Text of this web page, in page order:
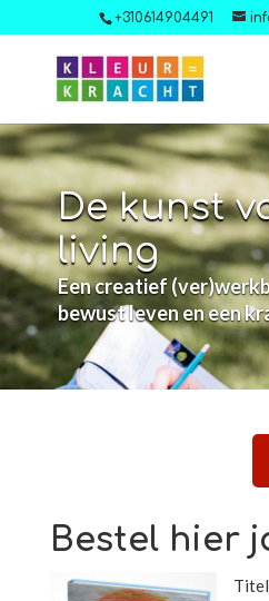
+310614904491
De kunst
living
Een creatief
bewust leven en een
Bestel hier